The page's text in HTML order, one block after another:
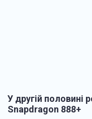
У другій половині
Snapdragon 888+